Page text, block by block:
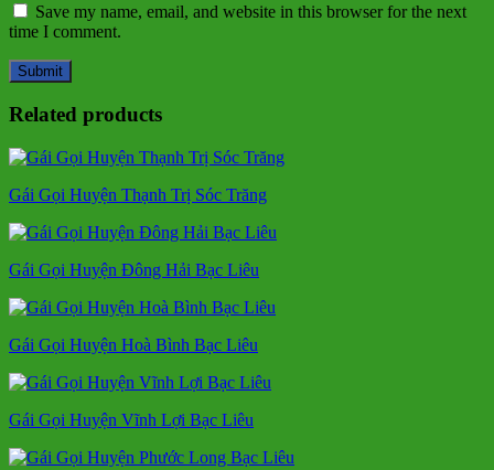
Save my name, email, and website in this browser for the next
time I comment.
Related products
Gái Gọi Huyện Thạnh Trị Sóc Trăng
Gái Gọi Huyện Đông Hải Bạc Liêu
Gái Gọi Huyện Hoà Bình Bạc Liêu
Gái Gọi Huyện Vĩnh Lợi Bạc Liêu